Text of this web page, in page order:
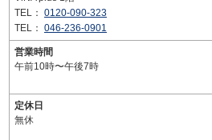
TEL： 0120-090-323
TEL： 046-236-0901
営業時間
午前10時〜午後7時
定休日
無休